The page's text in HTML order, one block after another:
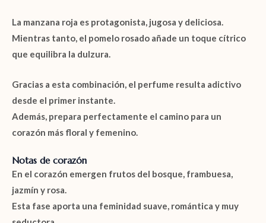
La manzana roja es protagonista, jugosa y deliciosa.
Mientras tanto, el pomelo rosado añade un toque cítrico
que equilibra la dulzura.
Gracias a esta combinación, el perfume resulta adictivo
desde el primer instante.
Además, prepara perfectamente el camino para un
corazón más floral y femenino.
Notas de corazón
En el corazón emergen frutos del bosque, frambuesa,
jazmín y rosa.
Esta fase aporta una feminidad suave, romántica y muy